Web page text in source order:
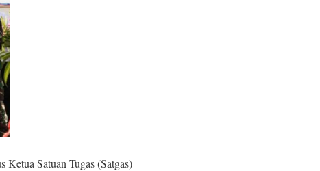
Satuan Tugas (Satgas)